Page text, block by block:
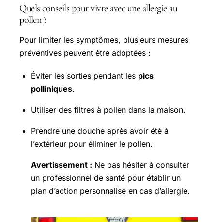
Quels conseils pour vivre avec une allergie au
pollen ?
Pour limiter les symptômes, plusieurs mesures
préventives peuvent être adoptées :
Éviter les sorties pendant les pics
polliniques.
Utiliser des filtres à pollen dans la maison.
Prendre une douche après avoir été à
l’extérieur pour éliminer le pollen.
Avertissement : Ne pas hésiter à consulter
un professionnel de santé pour établir un
plan d’action personnalisé en cas d’allergie.